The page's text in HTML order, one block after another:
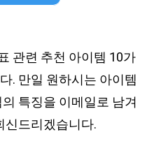
관련 추천 아이템 10가
. 만일 원하시는 아이템
특징을 이메일로 남겨
신드리겠습니다.